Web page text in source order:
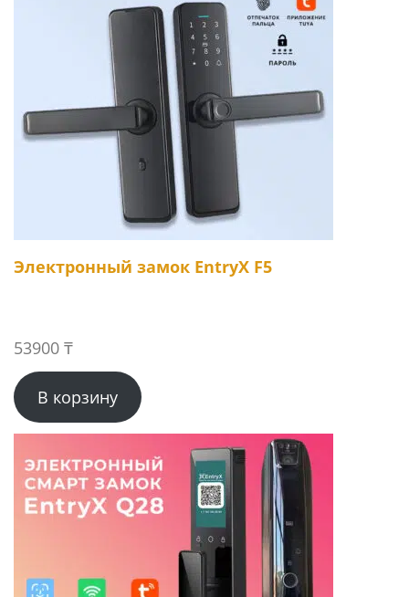
Электронный замок EntryX F5
53900 ₸
В корзину